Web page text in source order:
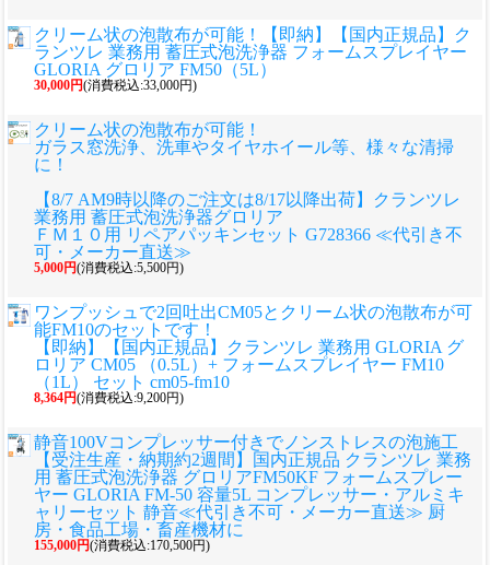
クリーム状の泡散布が可能！
【即納】【国内正規品】ク
ランツレ 業務用 蓄圧式泡洗浄器 フォームスプレイヤー
GLORIA グロリア FM50（5L）
30,000円(消費税込:33,000円)
クリーム状の泡散布が可能！
ガラス窓洗浄、洗車やタイヤホイール等、様々な清掃
に！
【8/7 AM9時以降のご注文は8/17以降出荷】クランツレ
業務用 蓄圧式泡洗浄器グロリア
ＦＭ１０用 リペアパッキンセット G728366 ≪代引き不
可・メーカー直送≫
5,000円(消費税込:5,500円)
ワンプッシュで2回吐出CM05とクリーム状の泡散布が可
能FM10のセットです！
【即納】【国内正規品】クランツレ 業務用 GLORIA グ
ロリア CM05 （0.5L）+ フォームスプレイヤー FM10
（1L） セット cm05-fm10
8,364円(消費税込:9,200円)
静音100Vコンプレッサー付きでノンストレスの泡施工
【受注生産・納期約2週間】国内正規品 クランツレ 業務
用 蓄圧式泡洗浄器 グロリアFM50KF フォームスプレー
ヤー GLORIA FM-50 容量5L コンプレッサー・アルミキ
ャリーセット 静音≪代引き不可・メーカー直送≫ 厨
房・食品工場・畜産機材に
155,000円(消費税込:170,500円)